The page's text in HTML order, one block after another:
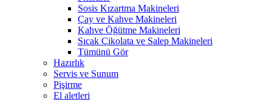
Sosis Kızartma Makineleri
Çay ve Kahve Makineleri
Kahve Öğütme Makineleri
Sıcak Çikolata ve Salep Makineleri
Tümünü Gör
Hazırlık
Servis ve Sunum
Pişirme
El aletleri